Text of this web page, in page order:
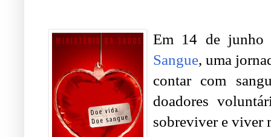
Em 14 de junho
Sangue, uma
contar com
doadores
sobreviver e viver